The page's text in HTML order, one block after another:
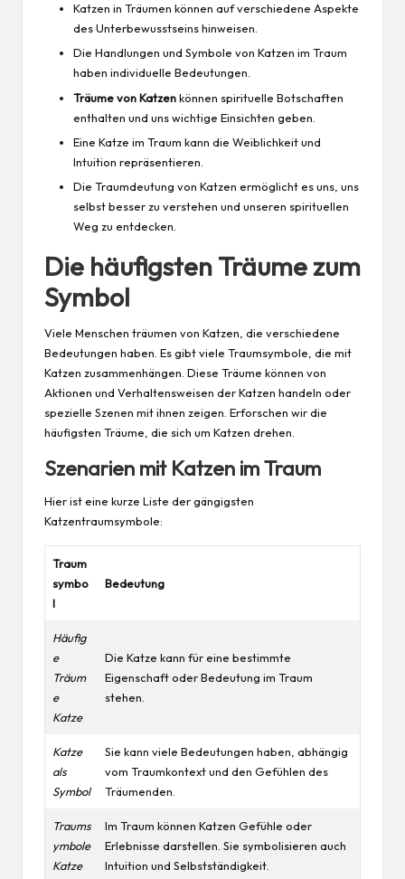
Katzen in Träumen können auf verschiedene Aspekte
des Unterbewusstseins hinweisen.
Die Handlungen und Symbole von Katzen im Traum
haben individuelle Bedeutungen.
Träume von Katzenkönnen spirituelle Botschaften
enthalten und uns wichtige Einsichten geben.
Eine Katze im Traum kann die Weiblichkeit und
Intuition repräsentieren.
Die Traumdeutung von Katzen ermöglicht es uns, uns
selbst besser zu verstehen und unseren spirituellen
Weg zu entdecken.
Die häufigsten Träume zum
Symbol
Viele Menschen träumen von Katzen, die verschiedene
Bedeutungen haben. Es gibt viele Traumsymbole, die mit
Katzen zusammenhängen. Diese Träume können von
Aktionen und Verhaltensweisen der Katzen handeln oder
spezielle Szenen mit ihnen zeigen. Erforschen wir die
häufigsten Träume, die sich um Katzen drehen.
Szenarien mit Katzen im Traum
Hier ist eine kurze Liste der gängigsten
Katzentraumsymbole:
Traum
symbo
l
Bedeutung
Häufig
e
Träum
e
Katze
Die Katze kann für eine bestimmte
Eigenschaft oder Bedeutung im Traum
stehen.
Katze
als
Symbol
Sie kann viele Bedeutungen haben, abhängig
vom Traumkontext und den Gefühlen des
Träumenden.
Traums
ymbole
Katze
Im Traum können Katzen Gefühle oder
Erlebnisse darstellen. Sie symbolisieren auch
Intuition und Selbstständigkeit.